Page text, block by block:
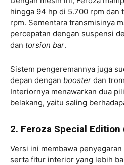
hingga 94 hp di 5.700 rpm dan
rpm. Sementara transmisinya
percepatan dengan suspensi
dan torsion bar.
Sistem pengeremannya juga
depan dengan booster dan
Interiornya menawarkan dua
belakang, yaitu saling
2. Feroza Special
Versi ini membawa
serta fitur interior yang lebih